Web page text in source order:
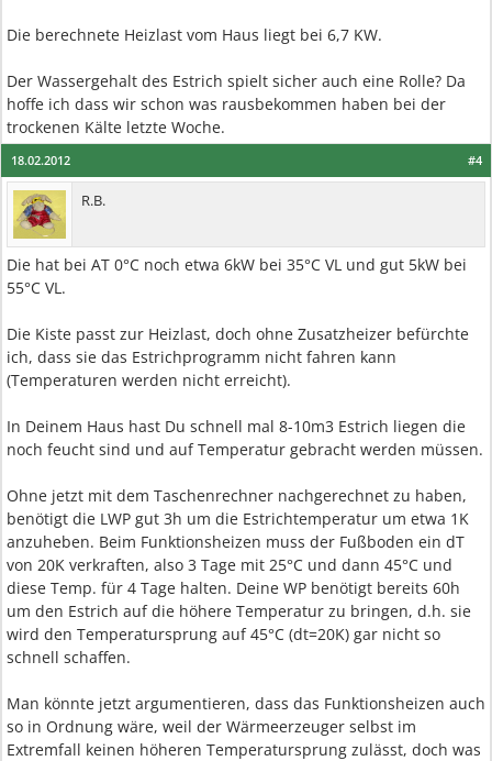
Die berechnete Heizlast vom Haus liegt bei 6,7 KW.
Der Wassergehalt des Estrich spielt sicher auch eine Rolle? Da
hoffe ich dass wir schon was rausbekommen haben bei der
trockenen Kälte letzte Woche.
#4
18.02.2012
R.B.
Die hat bei AT 0°C noch etwa 6kW bei 35°C VL und gut 5kW bei
55°C VL.
Die Kiste passt zur Heizlast, doch ohne Zusatzheizer befürchte
ich, dass sie das Estrichprogramm nicht fahren kann
(Temperaturen werden nicht erreicht).
In Deinem Haus hast Du schnell mal 8-10m3 Estrich liegen die
noch feucht sind und auf Temperatur gebracht werden müssen.
Ohne jetzt mit dem Taschenrechner nachgerechnet zu haben,
benötigt die LWP gut 3h um die Estrichtemperatur um etwa 1K
anzuheben. Beim Funktionsheizen muss der Fußboden ein dT
von 20K verkraften, also 3 Tage mit 25°C und dann 45°C und
diese Temp. für 4 Tage halten. Deine WP benötigt bereits 60h
um den Estrich auf die höhere Temperatur zu bringen, d.h. sie
wird den Temperatursprung auf 45°C (dt=20K) gar nicht so
schnell schaffen.
Man könnte jetzt argumentieren, dass das Funktionsheizen auch
so in Ordnung wäre, weil der Wärmeerzeuger selbst im
Extremfall keinen höheren Temperatursprung zulässt, doch was